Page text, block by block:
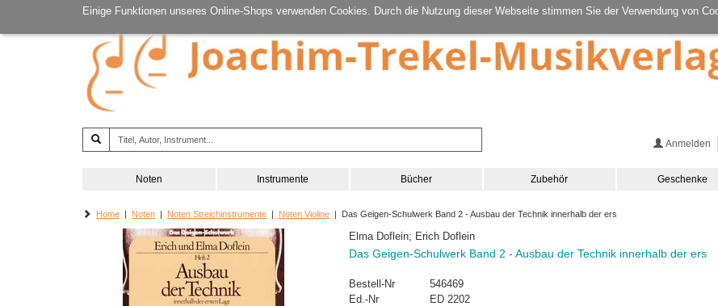
Einige Funktionen unseres Online-Shops verwenden Cookies. Durch die Nutzung dieser Webseite stimmen Sie der Verwendung von
Anmelden
Noten Instrumente Bücher Zubehör Geschenke
Home | Noten | Noten Streichinstrumente | Noten Violine | Das Geigen-Schulwerk Band 2 - Ausbau der Technik innerhalb der ers
Elma Doflein; Erich Doflein
Das Geigen-Schulwerk Band 2 - Ausbau der Technik innerhalb der ers
Bestell-Nr
546469
Ed.-Nr
ED 2202